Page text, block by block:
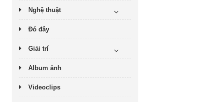
Nghệ thuật
Đó đây
Giải trí
Album ảnh
Videoclips